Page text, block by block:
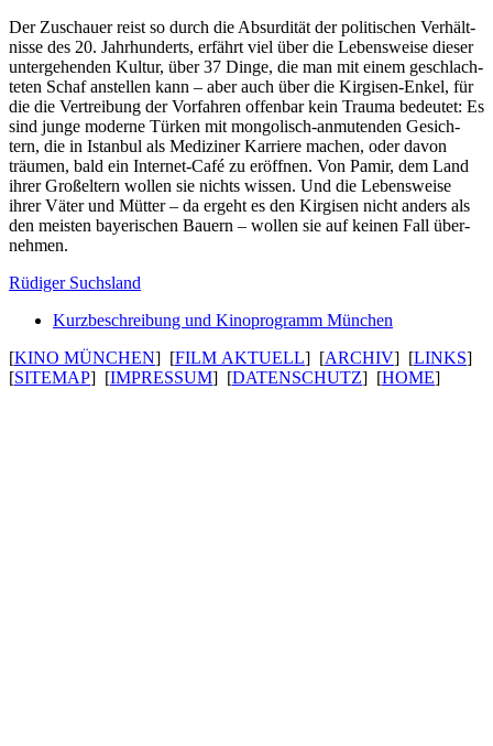
Der Zuschauer reist so durch die Absur­dität der poli­ti­schen Verhält­
nisse des 20. Jahr­hun­derts, erfährt viel über die Lebens­weise dieser
unter­ge­henden Kultur, über 37 Dinge, die man mit einem geschlach­
teten Schaf anstellen kann – aber auch über die Kirgisen-Enkel, für
die die Vertrei­bung der Vorfahren offenbar kein Trauma bedeutet: Es
sind junge moderne Türken mit mongo­lisch-anmu­tenden Gesich­
tern, die in Istanbul als Mediziner Karriere machen, oder davon
träumen, bald ein Internet-Café zu eröffnen. Von Pamir, dem Land
ihrer Groß­el­tern wollen sie nichts wissen. Und die Lebens­weise
ihrer Väter und Mütter – da ergeht es den Kirgisen nicht anders als
den meisten baye­ri­schen Bauern – wollen sie auf keinen Fall über­
nehmen.
Rüdiger Suchsland
Kurzbeschreibung und Kinoprogramm München
[KINO MÜNCHEN] [FILM AKTUELL] [ARCHIV] [LINKS]
[SITEMAP] [IMPRESSUM] [DATENSCHUTZ] [HOME]